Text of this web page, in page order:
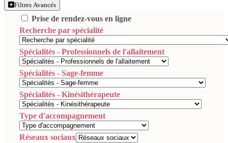
Filtres Avancés
Prise de rendez-vous en ligne
Recherche par spécialité
Spécialités - Professionnels de l'allaitement
Spécialités - Sage-femme
Spécialités - Kinésithérapeute
Type d'accompagnement
Réseaux sociaux